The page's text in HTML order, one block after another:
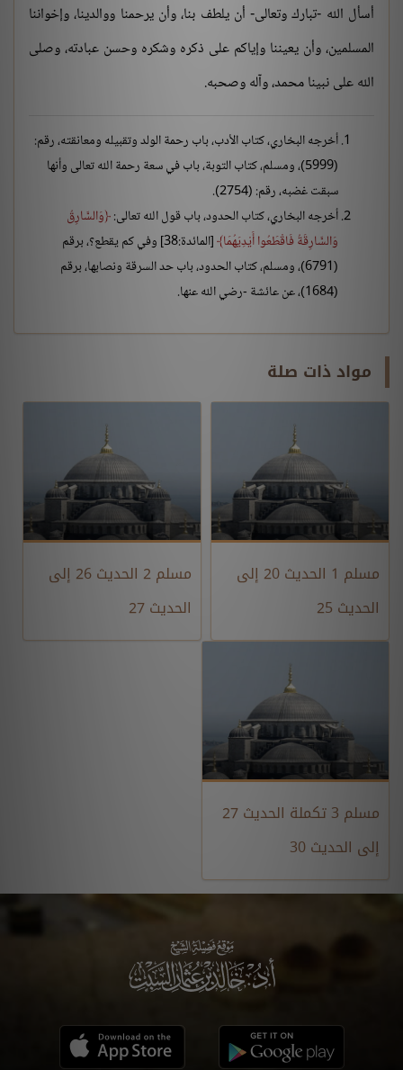
أسأل الله -تبارك وتعالى- أن يلطف بنا، وأن يرحمنا ووالدينا، وإخواننا
المسلمين، وأن يعيننا وإياكم على ذكره وشكره وحسن عبادته، وصلى
الله على نبينا محمد، وآله وصحبه.
أخرجه البخاري، كتاب الأدب، باب رحمة الولد وتقبيله ومعانقته، رقم:
(5999)، ومسلم، كتاب التوبة، باب في سعة رحمة الله تعالى وأنها
سبقت غضبه، رقم: (2754).
أخرجه البخاري، كتاب الحدود، باب قول الله تعالى: وَالسَّارِقُ
وَالسَّارِقَةُ فَاقْطَعُوا أَيْدِيَهُمَا
[المائدة:38] وفي كم يقطع؟، برقم
(6791)، ومسلم، كتاب الحدود، باب حد السرقة ونصابها، برقم
(1684)، عن عائشة -رضي الله عنها.
مواد ذات صلة
مسلم 1 الحديث 20 إلى
الحديث 25
مسلم 2 الحديث 26 إلى
الحديث 27
مسلم 3 تكملة الحديث 27
إلى الحديث 30